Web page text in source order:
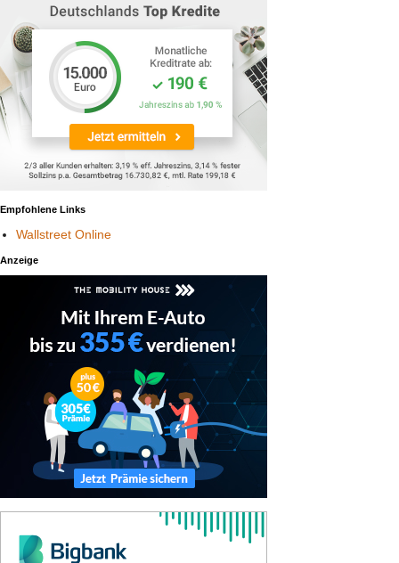
Empfohlene Links
Wallstreet Online
Anzeige